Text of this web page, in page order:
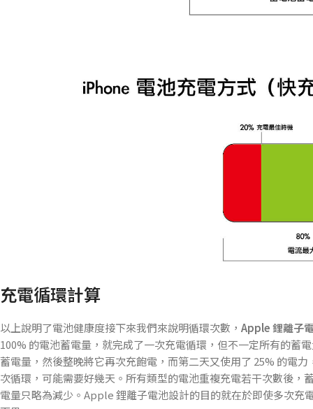
充電循環計算
以上說明了電池健康度接下來我們來說明循環次數， Apple 鋰離子
100% 的電池蓄電量，就完成了一次充電循環，但不一定所有的蓄
蓄電量，然後整晚將它再次充飽電，而第二天又使用了 25% 的電
次循環，可能需要好幾天。所有類型的電池重複充電若干次數後
電量只略為減少。Apple 鋰離子電池設計的目的就在於即使多次充